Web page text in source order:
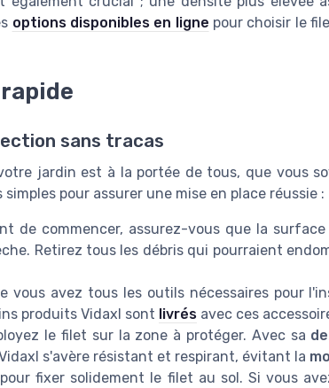
options disponibles en ligne pour choisir le
sans tracas
jardin est à la portée de tous, que vous
pour assurer une mise en place réussie :
de commencer, assurez-vous que la
Retirez tous les débris qui pourraient
vous avez tous les outils nécessaires pour
produits Vidaxl sont livrés avec ces
le filet sur la zone à protéger. Avec sa
s'avère résistant et respirant, évitant la
fixer solidement le filet au sol. Si vous